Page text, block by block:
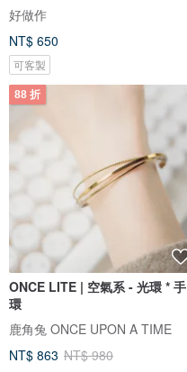
好做作
NT$ 650
可客製
88 折
ONCE LITE | 空氣系 - 光環 * 手
環
鹿角兔 ONCE UPON A TIME
NT$ 863 NT$ 980